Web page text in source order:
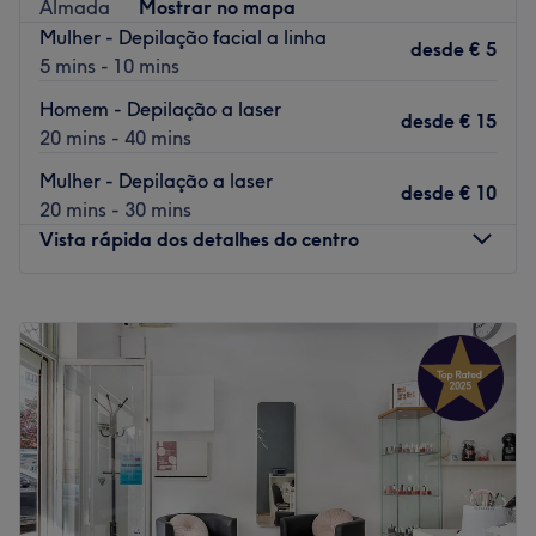
3012, 3022 - Carris
Metro Almada
Equipa:
Uma equipa com anos de experiência no sector e em
constante formação, para poder oferece-te os melhores
tratamentos.
Especializados em: Cabelos cacheados
Formas de pagamento no espaço: Dinheiro e
Transferência bancária.
Almada
Mostrar no mapa
Mulher - Depilação facial a linha
5 mins - 10 mins
desde € 5
Homem - Depilação a laser
20 mins - 40 mins
desde € 15
Mulher - Depilação a laser
20 mins - 30 mins
desde € 10
Vista rápida dos detalhes do centro
Terça-feira
19:00
Quarta-feira
19:00
Quinta-feira
10:00–19:00
Sexta-feira
10:00–19:00
10:00–19:00
Domingo